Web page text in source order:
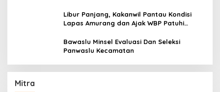
Libur Panjang, Kakanwil Pantau Kondisi
Lapas Amurang dan Ajak WBP Patuhi
Bawaslu Minsel Evaluasi Dan Seleksi
Panwaslu Kecamatan
Mitra